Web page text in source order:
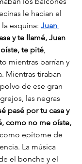
le hacían el
esquina: Juan
y te llamé, Juan
te pité
mientras barrían y
Mientras tiraban
de ese gran
las negras
pasé por tu casa y
como no me oíste,
como epítome de
La música
el bonche y el